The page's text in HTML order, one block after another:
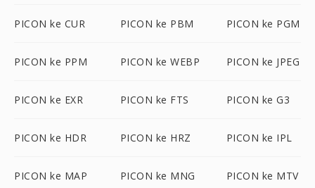
PICON ke CUR PICON ke PBM PICON ke PGM
PICON ke PPM PICON ke WEBP PICON ke JPEG
PICON ke EXR PICON ke FTS PICON ke G3
PICON ke HDR PICON ke HRZ PICON ke IPL
PICON ke MAP PICON ke MNG PICON ke MTV